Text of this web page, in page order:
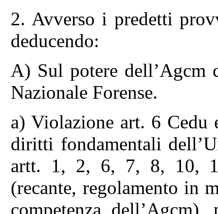
2. Avverso i predetti
deducendo:
A) Sul potere
Nazionale Forense.
a) Violazione art. 6 Cedu
diritti fondamentali
artt. 1, 2, 6, 7, 8, 10,
(recante, regolamento in
competenza